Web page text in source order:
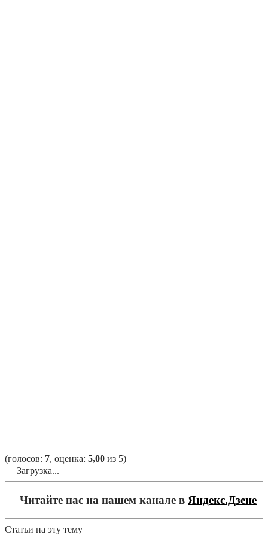
(голосов: 7, оценка: 5,00 из 5)
Загрузка...
Читайте нас на нашем канале в Яндекс.Дзене
Статьи на эту тему